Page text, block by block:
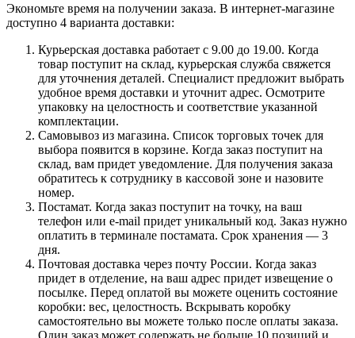
Экономьте время на получении заказа. В интернет-магазине
доступно 4 варианта доставки:
Курьерская доставка работает с 9.00 до 19.00. Когда
товар поступит на склад, курьерская служба свяжется
для уточнения деталей. Специалист предложит выбрать
удобное время доставки и уточнит адрес. Осмотрите
упаковку на целостность и соответствие указанной
комплектации.
Самовывоз из магазина. Список торговых точек для
выбора появится в корзине. Когда заказ поступит на
склад, вам придет уведомление. Для получения заказа
обратитесь к сотруднику в кассовой зоне и назовите
номер.
Постамат. Когда заказ поступит на точку, на ваш
телефон или e-mail придет уникальный код. Заказ нужно
оплатить в терминале постамата. Срок хранения — 3
дня.
Почтовая доставка через почту России. Когда заказ
придет в отделение, на ваш адрес придет извещение о
посылке. Перед оплатой вы можете оценить состояние
коробки: вес, целостность. Вскрывать коробку
самостоятельно вы можете только после оплаты заказа.
Один заказ может содержать не больше 10 позиций и